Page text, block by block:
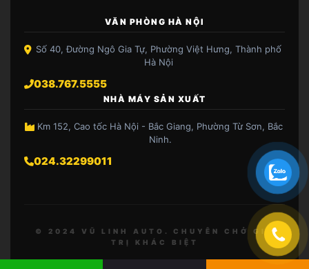
VĂN PHÒNG HÀ NỘI
Số 40, Đường Ngô Gia Tự, Phường Việt Hưng, Thành phố
Hà Nội
038.767.5555
NHÀ MÁY SẢN XUẤT
Km 152, Cao tốc Hà Nội - Bắc Giang, Phường Từ Sơn, Bắc
Ninh.
024.32299011
© 2024 VŨ LINH AUTO. CHUYÊN CHỞ GIÁ
TRỊ KHÁC BIỆT